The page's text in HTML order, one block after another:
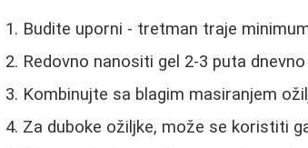
Budite uporni - tretman traje
Redovno nanositi gel 2-3 puta dnevno
Kombinujte sa blagim masiranjem
Za duboke ožiljke, može se koristiti